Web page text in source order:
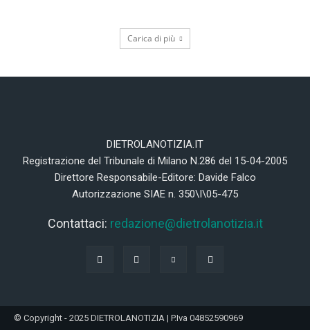
Carica di più
DIETROLANOTIZIA.IT
Registrazione del Tribunale di Milano N.286 del 15-04-2005
Direttore Responsabile-Editore: Davide Falco
Autorizzazione SIAE n. 350\I\05-475
Contattaci: redazione@dietrolanotizia.it
© Copyright - 2025 DIETROLANOTIZIA | P.Iva 04852590969